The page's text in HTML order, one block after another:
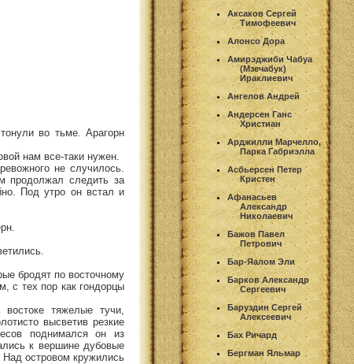
во тьме. Арагорн
нам все-таки нужен.
не случилось.
продолжал следить за
Под утро он встал и
бродят по восточному
с тех пор как гондорцы
тяжелые тучи,
высветив резкие
поднимался он из
к вершине дубовые
островом кружились
Аксаков Сергей
Тимофеевич
Алонсо Дора
Амирэджиби Чабуа
(Мзечабук)
Ираклиевич
Ангелов Андрей
Андерсен Ганс
Христиан
Арджилли Марчелло,
Парка Габриэлла
Асбьерсен Петер
Кристен
Афанасьев
Александр
Николаевич
Бажов Павел
Петрович
Бар-Яалом Эли
Барков Александр
Сергеевич
Баруздин Сергей
Алексеевич
Бах Ричард
Бергман Яльмар